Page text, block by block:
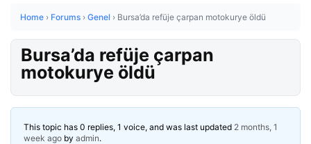
Home › Forums › Genel › Bursa’da refüje çarpan motokurye öldü
Bursa’da refüje çarpan
motokurye öldü
This topic has 0 replies, 1 voice, and was last updated 2 months, 1
week ago by admin.